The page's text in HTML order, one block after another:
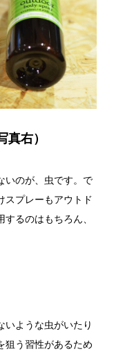
右）
いのが、虫です。で
スプレーもアウトド
るのはもちろん、
いような虫がいたり
狙う習性があるため